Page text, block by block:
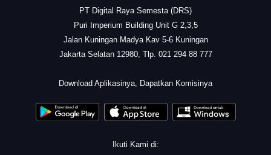
PT Digital Raya Semesta (DRS)
Puri Imperium Building Unit G 2,3,5
Jalan Kuningan Madya Kav 5-6 Kuningan
Jakarta Selatan 12980, Tlp. 021 294 88 777
Download Aplikasinya, Dapatkan Komisinya
Ikuti Kami di: